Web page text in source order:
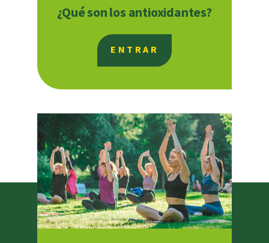
¿Qué son los antioxidantes?
ENTRAR